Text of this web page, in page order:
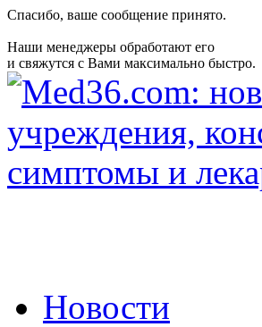
Спасибо, ваше сообщение принято.
Наши менеджеры обработают его
и свяжутся с Вами максимально быстро.
Новости